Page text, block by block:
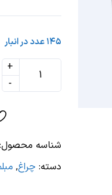
۱۴۵ عدد در انبار
شناسه
دسته: چراغ,